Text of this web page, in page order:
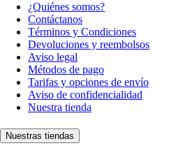
¿Quiénes somos?
Contáctanos
Términos y Condiciones
Devoluciones y reembolsos
Aviso legal
Métodos de pago
Tarifas y opciones de envío
Aviso de confidencialidad
Nuestra tienda
Nuestras tiendas